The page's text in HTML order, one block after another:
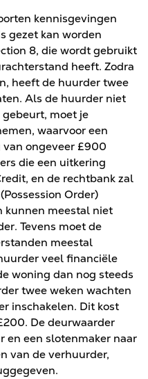
kennisgevingen
gezet kan worden
8, die wordt gebruikt
heeft. Zodra
heeft de huurder twee
Als de huurder niet
moet je
waarvoor een
ongeveer £900
die een uitkering
en de rechtbank zal
Order)
kunnen meestal niet
Tevens moet de
meestal
veel financiële
woning dan nog steeds
twee weken wachten
inschakelen. Dit kost
De deurwaarder
en een slotenmaker naar
van de verhuurder,